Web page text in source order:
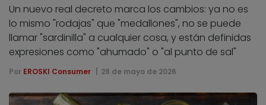
Un nuevo real decreto marca los cambios: ya no es
lo mismo "rodajas" que "medallones", no se puede
llamar "sardinilla" a cualquier cosa, y están definidas
expresiones como "ahumado" o "al punto de sal"
Por EROSKI Consumer 28 de mayo de 2026